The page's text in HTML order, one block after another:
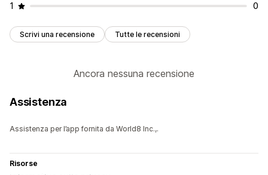
1
0
Scrivi una recensione Tutte le recensioni
Ancora nessuna recensione
Assistenza
Assistenza per l’app fornita da World8 Inc.,.
Risorse